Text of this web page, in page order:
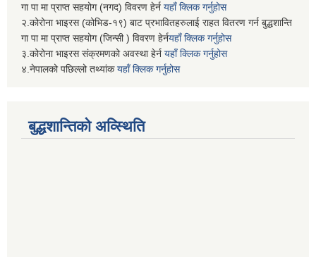
गा पा मा प्राप्त सहयोग (नगद) विवरण हेर्न यहाँ क्लिक गर्नुहोस
२.कोरोना भाइरस (कोभिड-१९) बाट प्रभावितहरुलाई राहत वितरण गर्न बुद्धशान्ति
गा पा मा प्राप्त सहयोग (जिन्सी ) विवरण हेर्नयहाँ क्लिक गर्नुहोस
३.कोरोना भाइरस संक्रमणको अवस्था हेर्न यहाँ क्लिक गर्नुहोस
४.नेपालको पछिल्लो तथ्यांकयहाँ क्लिक गर्नुहोस
बुद्धशान्तिको अव्स्थिति